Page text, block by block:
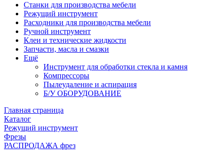
Станки для производства мебели
Режущий инструмент
Расходники для производства мебели
Ручной инструмент
Клеи и технические жидкости
Запчасти, масла и смазки
Ещё
Инструмент для обработки стекла и камня
Компрессоры
Пылеудаление и аспирация
Б/У ОБОРУДОВАНИЕ
Главная страница
Каталог
Режущий инструмент
Фрезы
РАСПРОДАЖА фрез